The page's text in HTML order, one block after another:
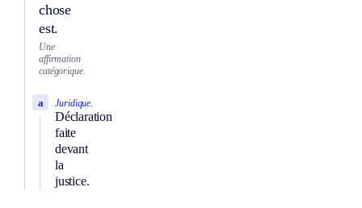
chose
est.
Une
affirmation
catégorique.
Juridique.
Déclaration
faite
devant
la
justice.
a